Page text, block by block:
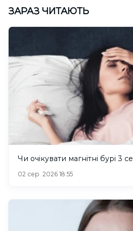
ЗАРАЗ ЧИТАЮТЬ
Чи очікувати магнітні бурі 3
02 сер. 2026 18:55